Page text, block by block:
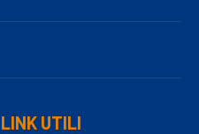
LINK UTILI